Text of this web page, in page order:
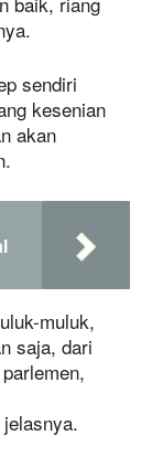
sendiri
kesenian
akan
muluk,
saja, dari